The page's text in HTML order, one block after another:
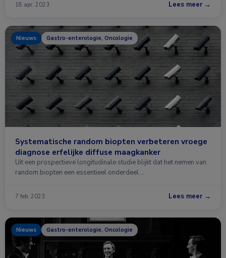
18 apr. 2023 Lees meer →
Nieuws Gastro-enterologie, Oncologie
Systematische random biopten verbeteren vroege
diagnose erfelijke diffuse maagkanker
Uit een prospectieve longitudinale studie blijkt dat het nemen van
random biopten een essentieel onderdeel …
7 feb. 2023 Lees meer →
Nieuws Gastro-enterologie, Oncologie